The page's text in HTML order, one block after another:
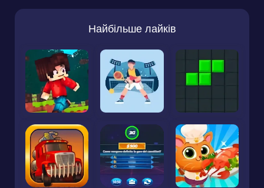
Найбільше лайків